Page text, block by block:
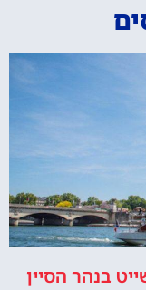
בנהר הסיין